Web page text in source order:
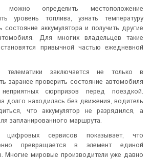
можно определить местоположение
уровень топлива, узнать температуру
состояние аккумулятора и получить другие
Для многих владельцев такие
привычной частью ежедневной
телематики заключается не только в
заранее проверить состояние автомобиля
сюрпризов перед поездкой.
долго находилась без движения, водитель
что аккумулятор не разрядился, а
запланированного маршрута.
цифровых сервисов показывает, что
превращается в элемент единой
Многие мировые производители уже давно